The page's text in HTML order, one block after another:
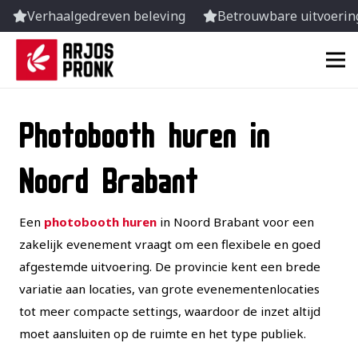
Verhaalgedreven beleving Betrouwbare
Photobooth huren in
Noord Brabant
Een photobooth huren in Noord Brabant voor een
zakelijk evenement vraagt om een flexibele en goed
afgestemde uitvoering. De provincie kent een brede
variatie aan locaties, van grote evenementenlocaties
tot meer compacte settings, waardoor de inzet altijd
moet aansluiten op de ruimte en het type publiek.